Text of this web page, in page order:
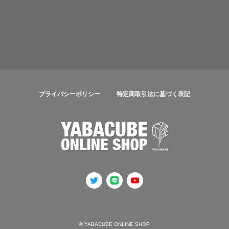
プライバシーポリシー 特定商取引法に基づく表記
© YABACUBE ONLINE SHOP